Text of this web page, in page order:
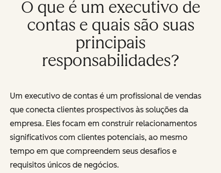
O que é um executivo de
contas e quais são suas
principais
responsabilidades?
Um executivo de contas é um profissional de vendas
que conecta clientes prospectivos às soluções da
empresa. Eles focam em construir relacionamentos
significativos com clientes potenciais, ao mesmo
tempo em que compreendem seus desafios e
requisitos únicos de negócios.